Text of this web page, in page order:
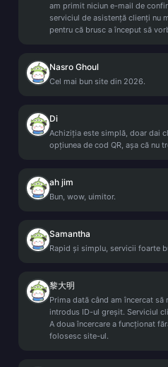
am primit niciun e-mail de
serviciul de asistență clienți nu
pentru că brusc a început să
Nasro Ghoul
Cel mai bun site din 2026.
Di
Achiziția este simplă, doar dai
opțiunea de cod QR, așa că nu
ah jim
Bun, wow, uimitor.
Samantha
Rapid și simplu, servicii foarte
黎大明
Prima dată când am încercat
introdus ID-ul greșit. Serviciul
A doua încercare a funcționat
folosesc site-ul.